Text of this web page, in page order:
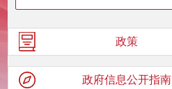
政策
政府信息公开指南